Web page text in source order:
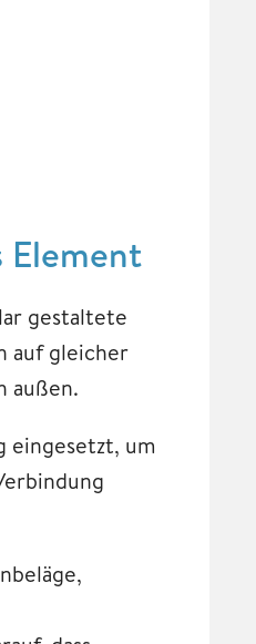
Element
gestaltete
auf gleicher
außen.
eingesetzt, um